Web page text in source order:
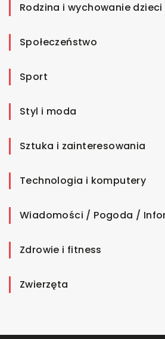
Rodzina i wychowanie dzieci
Społeczeństwo
Sport
Styl i moda
Sztuka i zainteresowania
Technologia i komputery
Wiadomości / Pogoda /
Zdrowie i fitness
Zwierzęta